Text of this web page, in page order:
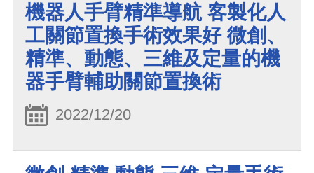
機器人手臂精準導航 客製化人
工關節置換手術效果好 微創、
精準、動態、三維及定量的機
器手臂輔助關節置換術
2022/12/20